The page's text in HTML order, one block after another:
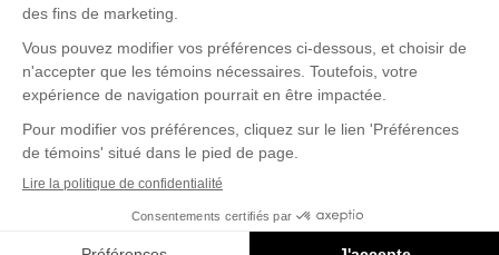
professionnels du
tourisme
Gestion des témoinsPolitique de confidentialité
Conditions d'utilisation Politique d'achat en ligne
© 2026 MUSÉE NATIONAL DES BEAUX-ARTS DU
QUÉBEC